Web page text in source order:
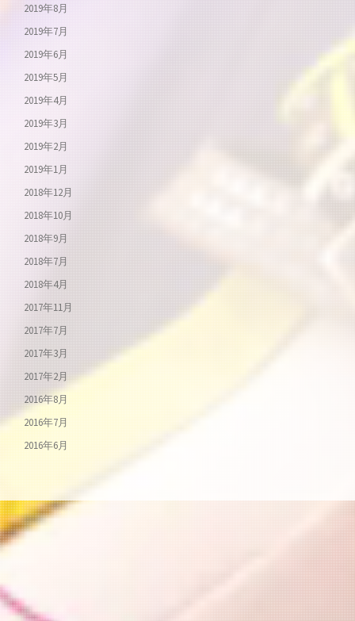
2019年8月
2019年7月
2019年6月
2019年5月
2019年4月
2019年3月
2019年2月
2019年1月
2018年12月
2018年10月
2018年9月
2018年7月
2018年4月
2017年11月
2017年7月
2017年3月
2017年2月
2016年8月
2016年7月
2016年6月